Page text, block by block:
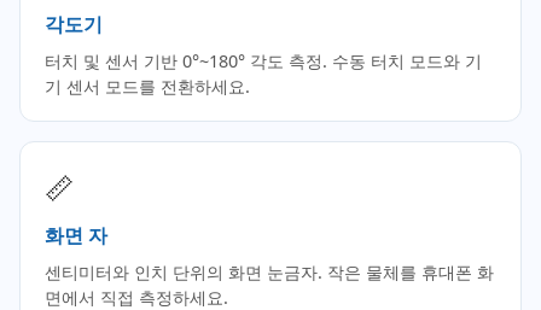
각도기
터치 및 센서 기반 0°~180° 각도 측정. 수동 터치 모드와 기
기 센서 모드를 전환하세요.
📏
화면 자
센티미터와 인치 단위의 화면 눈금자. 작은 물체를 휴대폰 화
면에서 직접 측정하세요.